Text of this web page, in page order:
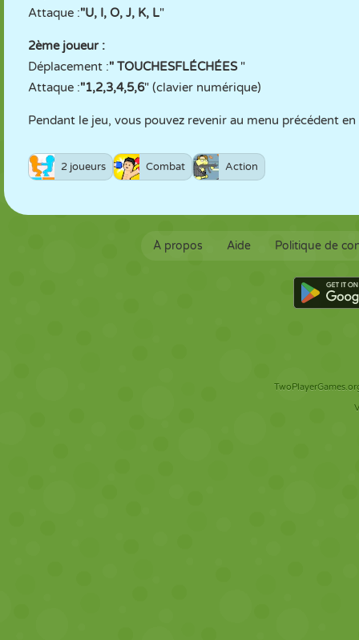
Attaque :"U, I, O, J, K, L"
2ème joueur :
Déplacement :" TOUCHESFLÉCHÉES"
Attaque :"1,2,3,4,5,6" (clavier numérique)
Pendant le jeu, vous pouvez revenir au menu précédent
2 joueurs Combat Action
À propos Aide Politique de